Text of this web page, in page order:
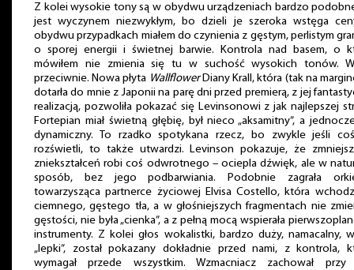
Z kolei wysokie tony są w obydwu urządzeniach bardzo
jest wyczynem niezwykłym, bo dzieli je szeroka wstęga
obydwu przypadkach miałem do czynienia z gęstym, perlistym
o sporej energii i świetnej barwie. Kontrola nad basem, o
mówiłem nie zmienia się tu w suchość wysokich tonów.
przeciwnie. Nowa płyta WallflowerDiany Krall, która (tak na
dotarła do mnie z Japonii na parę dni przed premierą, z jej
realizacją, pozwoliła pokazać się Levinsonowi z jak najlepszej
Fortepian miał świetną głębię, był nieco „aksamitny”, a
dynamiczny. To rzadko spotykana rzecz, bo zwykle jeśli
rozświetli, to także utwardzi. Levinson pokazuje, że
zniekształceń robi coś odwrotnego – ociepla dźwięk, ale w
sposób, bez jego podbarwiania. Podobnie zagrała
towarzysząca partnerce życiowej Elvisa Costello, która
ciemnego, gęstego tła, a w głośniejszych fragmentach nie
gęstości, nie była „cienka”, a z pełną mocą wspierała
instrumenty. Z kolei głos wokalistki, bardzo duży, namacalny,
„lepki”, został pokazany dokładnie przed nami, z kontrola,
wymagał przede wszystkim. Wzmacniacz zachował